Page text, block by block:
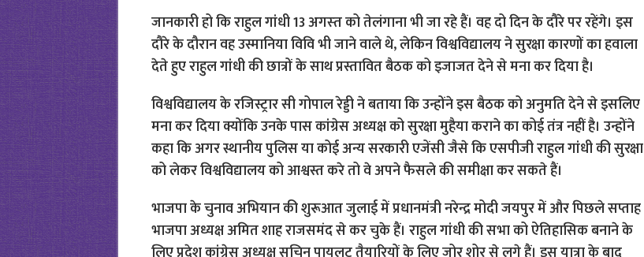
जानकारी हो कि राहुल गांधी 13 अगस्‍त को तेलंगाना भी जा रहे हैं। वह दो दिन के दौरे पर रहेंगे। इस
दौरे के दौरान वह उस्मानिया विवि भी जाने वाले थे, लेकिन विश्वविद्यालय ने सुरक्षा कारणों का हवाला
देते हुए राहुल गांधी की छात्रों के साथ प्रस्तावित बैठक को इजाजत देने से मना कर दिया है।
विश्वविद्यालय के रजिस्ट्रार सी गोपाल रेड्डी ने बताया कि उन्होंने इस बैठक को अनुमति देने से इसलिए
मना कर दिया क्योंकि उनके पास कांग्रेस अध्यक्ष को सुरक्षा मुहैया कराने का कोई तंत्र नहीं है। उन्होंने
कहा कि अगर स्थानीय पुलिस या कोई अन्य सरकारी एजेंसी जैसे कि एसपीजी राहुल गांधी की सुरक्षा
को लेकर विश्वविद्यालय को आश्वस्त करे तो वे अपने फैसले की समीक्षा कर सकते हैं।
भाजपा के चुनाव अभियान की शुरूआत जुलाई में प्रधानमंत्री नरेन्द्र मोदी जयपुर में और पिछले सप्ताह
भाजपा अध्यक्ष अमित शाह राजसमंद से कर चुके हैं। राहुल गांधी की सभा को ऐतिहासिक बनाने के